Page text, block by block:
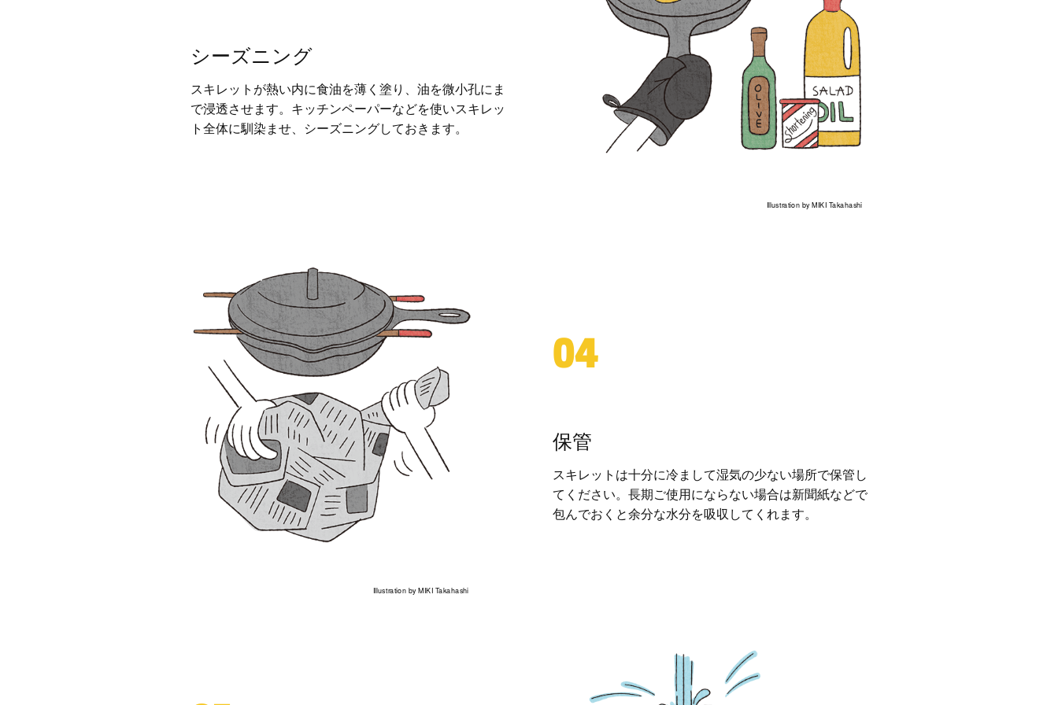
シーズニング
スキレットが熱い内に食油を薄く塗り、油を微小孔にま
で浸透させます。キッチンペーパーなどを使いスキレッ
ト全体に馴染ませ、シーズニングしておきます。
Illustration by MIKI Takahashi
04
保管
スキレットは十分に冷まして湿気の少ない場所で保管し
てください。長期ご使用にならない場合は新聞紙などで
包んでおくと余分な水分を吸収してくれます。
Illustration by MIKI Takahashi